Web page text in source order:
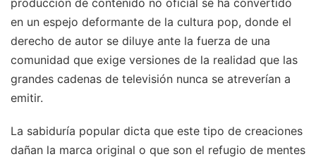
producción de contenido no oficial se ha convertido
en un espejo deformante de la cultura pop, donde el
derecho de autor se diluye ante la fuerza de una
comunidad que exige versiones de la realidad que las
grandes cadenas de televisión nunca se atreverían a
emitir.
La sabiduría popular dicta que este tipo de creaciones
dañan la marca original o que son el refugio de mentes